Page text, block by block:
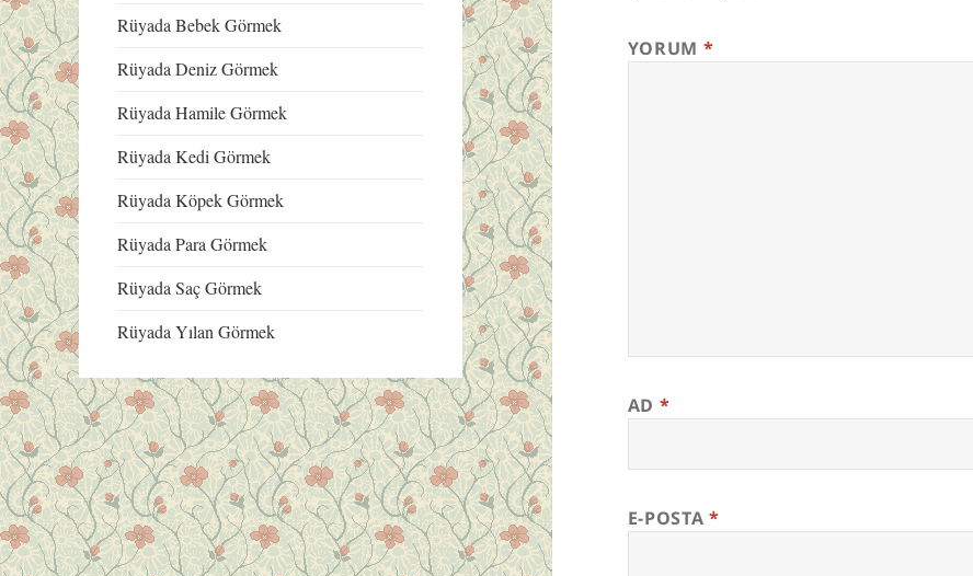
Rüyada Bebek Görmek
Rüyada Deniz Görmek
Rüyada Hamile Görmek
Rüyada Kedi Görmek
Rüyada Köpek Görmek
Rüyada Para Görmek
Rüyada Saç Görmek
Rüyada Yılan Görmek
YORUM *
AD *
E-POSTA *